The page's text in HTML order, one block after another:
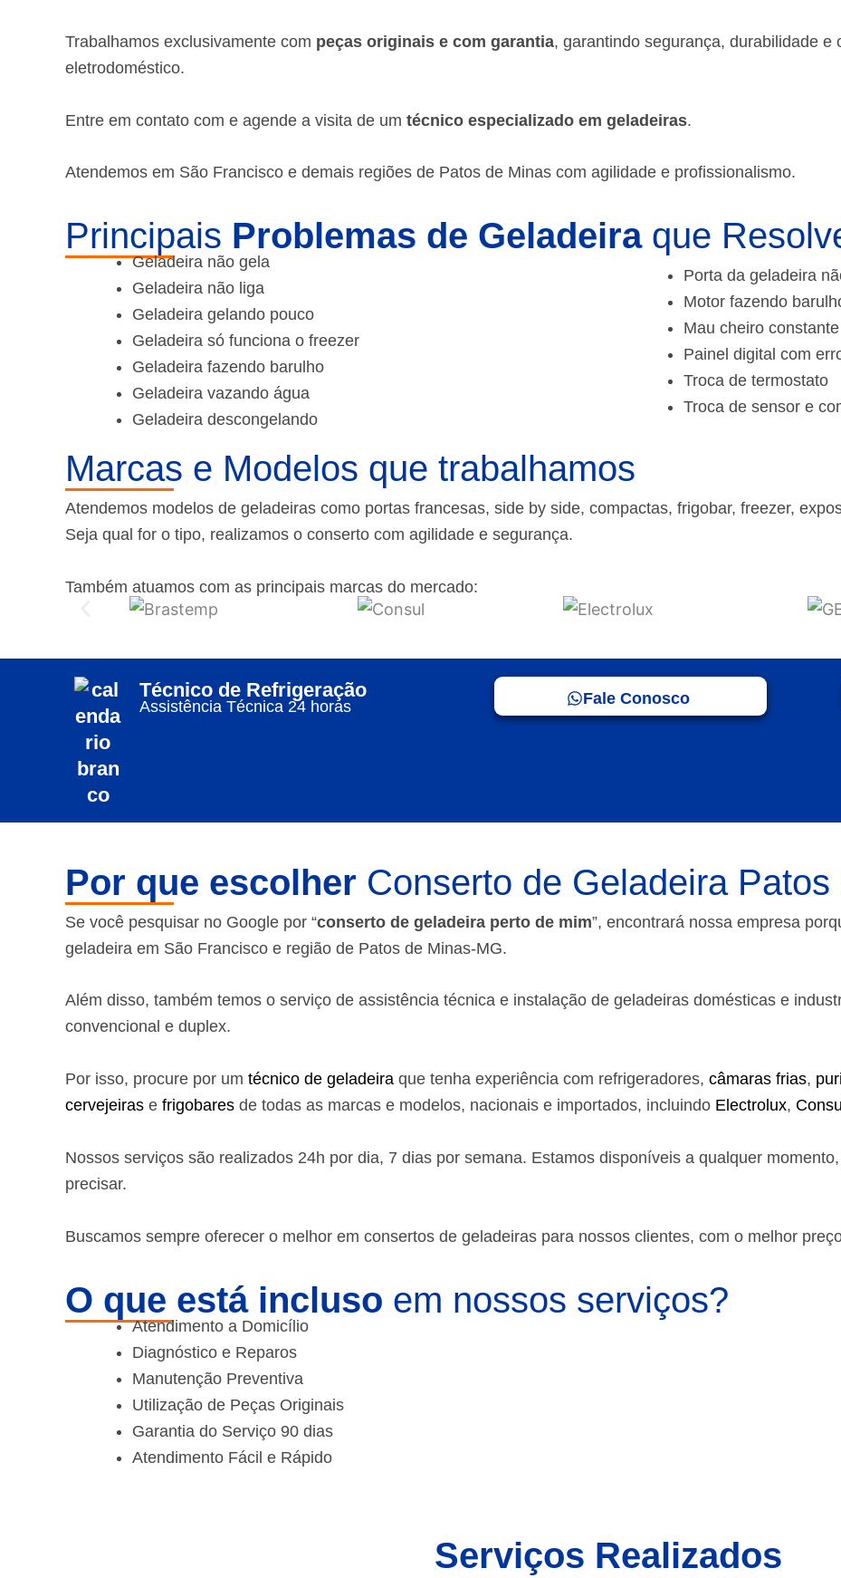
Trabalhamos exclusivamente com peças originais e com garantia, garantindo segurança, durabilidade e
eletrodoméstico.
Entre em contato com e agende a visita de um técnico especializado em geladeiras.
Atendemos em São Francisco e demais regiões de Patos de Minas com agilidade e profissionalismo.
Principais Problemas de Geladeiraque
Geladeira não gela
Geladeira não liga
Geladeira gelando pouco
Geladeira só funciona o freezer
Geladeira fazendo barulho
Geladeira vazando água
Geladeira descongelando
Porta da geladeira
Motor fazendo
Mau cheiro constante
Painel digital com
Troca de termostato
Troca de sensor e
Marcas e Modelos que trabalhamos
Atendemos modelos de geladeiras como portas francesas, side by side, compactas, frigobar, freezer,
Seja qual for o tipo, realizamos o conserto com agilidade e segurança.
Também atuamos com as principais marcas do mercado:
Técnico de Refrigeração
Assistência Técnica 24 horas Fale Conosco
Por que escolher Conserto de Geladeira
Se você pesquisar no Google por “conserto de geladeira perto de mim”, encontrará nossa empresa
geladeira em São Francisco e região de Patos de Minas-MG.
Além disso, também temos o serviço de assistência técnica e instalação de geladeiras domésticas e
convencional e duplex.
Por isso, procure por um técnico de geladeira que tenha experiência com refrigeradores, câmaras frias,
cervejeiras e frigobares de todas as marcas e modelos, nacionais e importados, incluindo Electrolux, Consul
Nossos serviços são realizados 24h por dia, 7 dias por semana. Estamos disponíveis a qualquer
precisar.
Buscamos sempre oferecer o melhor em consertos de geladeiras para nossos clientes, com o melhor
O que está incluso em nossos serviços?
Atendimento a Domicílio
Diagnóstico e Reparos
Manutenção Preventiva
Utilização de Peças Originais
Garantia do Serviço 90 dias
Atendimento Fácil e Rápido
Serviços Realizados